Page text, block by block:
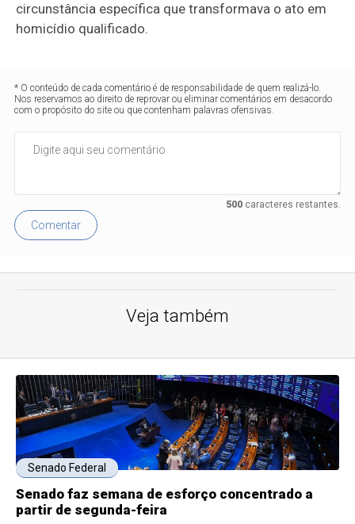
circunstância específica que transformava o ato em
homicídio qualificado.
* O conteúdo de cada comentário é de responsabilidade de quem realizá-lo.
Nos reservamos ao direito de reprovar ou eliminar comentários em desacordo
com o propósito do site ou que contenham palavras ofensivas.
500caracteres restantes.
Comentar
Veja também
Senado Federal
Senado faz semana de esforço concentrado a
partir de segunda-feira